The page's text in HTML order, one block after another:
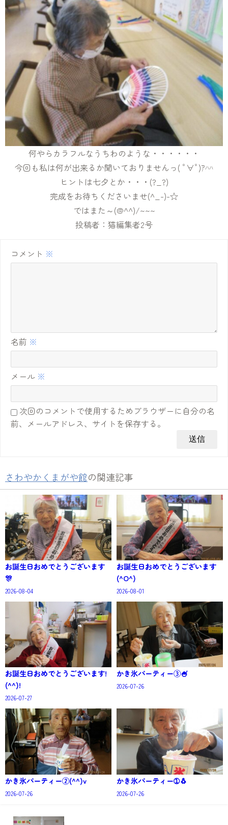
何やらカラフルなうちわのような・・・・・・
今回も私は何が出来るか聞いておりませんっ( ﾟ∀ﾟ)ｱﾊﾊ
ヒントは七夕とか・・・(?_?)
完成をお待ちくださいませ(^_-)-☆
ではまた～(@^^)/~~~
投稿者：猫編集者2号
コメント ※
名前 ※
メール ※
次回のコメントで使用するためブラウザーに自分の名
前、メールアドレス、サイトを保存する。
さわやかくまがや館の関連記事
お誕生日おめでとうございます
🎊
2026-08-04
お誕生日おめでとうございます
(^O^)
2026-08-01
お誕生日おめでとうございます!
(^^)!
2026-07-27
かき氷パーティー③🍧
2026-07-26
かき氷パーティー②(^^)v
2026-07-26
かき氷パーティー➀🐧
2026-07-26